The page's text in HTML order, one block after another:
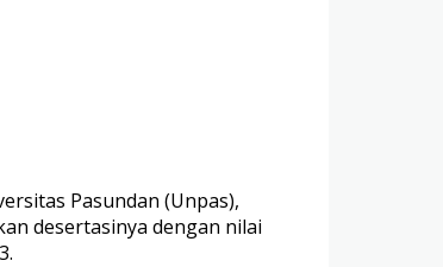
Pasundan (Unpas),
desertasinya dengan nilai